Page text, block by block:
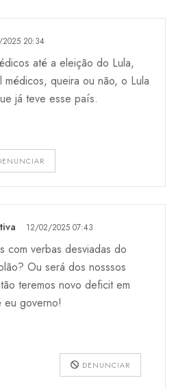
20:34
até a eleição do Lula,
médicos, queira ou não, o Lula
já teve esse país.
12/02/2025 07:43
com verbas desviadas do
Ou será dos nosssos
teremos novo deficit em
governo!
DENUNCIAR